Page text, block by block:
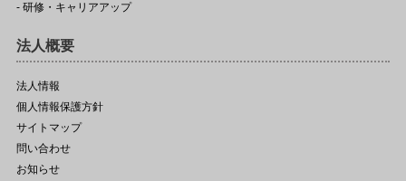
- 研修・キャリアアップ
法人概要
法人情報
個人情報保護方針
サイトマップ
問い合わせ
お知らせ